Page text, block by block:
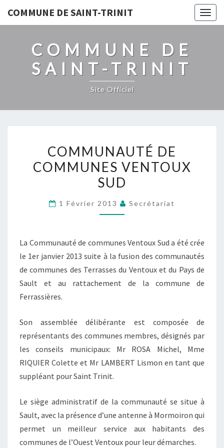
COMMUNE DE SAINT-TRINIT
COMMUNE DE
SAINT-TRINIT
Site Officiel
DE
COMMUNES
VENTOUX
COMMUNAUTÉ DE
COMMUNES VENTOUX
SUD
1 Février 2013 Secrétariat
La Communauté de communes Ventoux Sud a été crée
le 1er janvier 2013 suite à la fusion des communautés
de communes des Terrasses du Ventoux et du Pays de
Sault et au rattachement de la commune de
Ferrassières.
Son assemblée délibérante est composée de
représentants des communes membres, désignés par
les conseils municipaux: Mr ROSA Michel, Mme
RIQUIER Colette et Mr LAMBERT Lismon en tant que
suppléant pour Saint Trinit.
Le siège administratif de la communauté se situe à
Sault, avec la présence d’une antenne à Mormoiron qui
permet un meilleur service aux habitants des
communes de l’Ouest Ventoux pour leur démarches.